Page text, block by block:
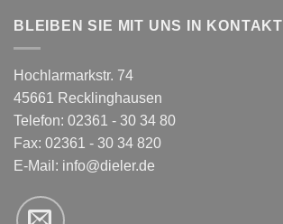
BLEIBEN SIE MIT UNS IN KONTAKT
Hochlarmarkstr. 74
45661 Recklinghausen
Telefon: 02361 - 30 34 80
Fax: 02361 - 30 34 820
E-Mail: info@dieler.de